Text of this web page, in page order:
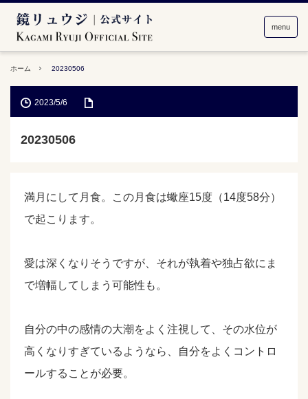
menu
ホーム 20230506
2023/5/6
20230506
満月にして月食。この月食は蠍座15度（14度58分）
で起こります。
愛は深くなりそうですが、それが執着や独占欲にま
で増幅してしまう可能性も。
自分の中の感情の大潮をよく注視して、その水位が
高くなりすぎているようなら、自分をよくコントロ
ールすることが必要。